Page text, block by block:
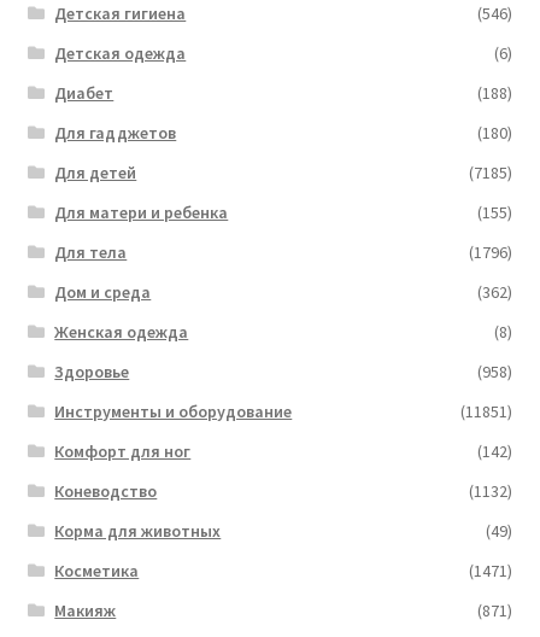
Детская гигиена
(546)
Детская одежда
(6)
Диабет
(188)
Для гадджетов
(180)
Для детей
(7185)
Для матери и ребенка
(155)
Для тела
(1796)
Дом и среда
(362)
Женская одежда
(8)
Здоровье
(958)
Инструменты и оборудование
(11851)
Комфорт для ног
(142)
Коневодство
(1132)
Корма для животных
(49)
Косметика
(1471)
Макияж
(871)